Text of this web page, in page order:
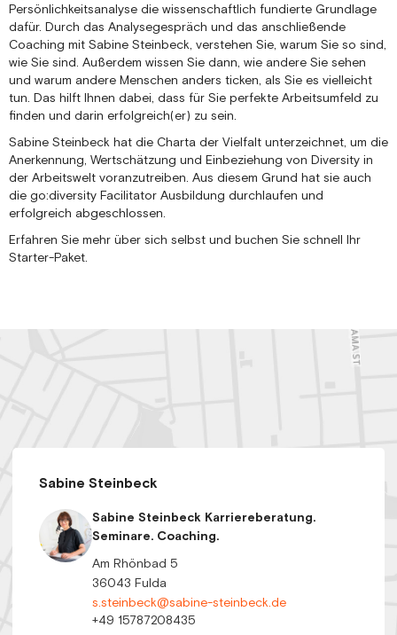
Persönlichkeitsanalyse die wissenschaftlich fundierte Grundlage
dafür. Durch das Analysegespräch und das anschließende
Coaching mit Sabine Steinbeck, verstehen Sie, warum Sie so sind,
wie Sie sind. Außerdem wissen Sie dann, wie andere Sie sehen
und warum andere Menschen anders ticken, als Sie es vielleicht
tun. Das hilft Ihnen dabei, dass für Sie perfekte Arbeitsumfeld zu
finden und darin erfolgreich(er) zu sein.
Sabine Steinbeck hat die Charta der Vielfalt unterzeichnet, um die
Anerkennung, Wertschätzung und Einbeziehung von Diversity in
der Arbeitswelt voranzutreiben. Aus diesem Grund hat sie auch
die go:diversity Facilitator Ausbildung durchlaufen und
erfolgreich abgeschlossen.
Erfahren Sie mehr über sich selbst und buchen Sie schnell Ihr
Starter-Paket.
Sabine Steinbeck
Sabine Steinbeck Karriereberatung.
Seminare. Coaching.
Am Rhönbad 5
36043 Fulda
s.steinbeck@sabine-steinbeck.de
+49 15787208435